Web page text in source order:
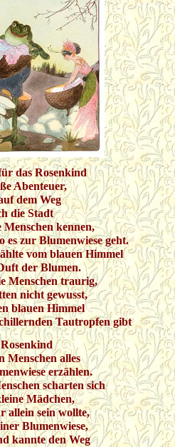
das Rosenkind
Abenteuer,
dem Weg
die Stadt
Menschen kennen,
es zur Blumenwiese geht.
vom blauen Himmel
der Blumen.
Menschen traurig,
nicht gewusst,
blauen Himmel
Tautropfen gibt
Menschen alles
erzählen.
scharten sich
Mädchen,
allein sein wollte,
Blumenwiese,
kannte den Weg